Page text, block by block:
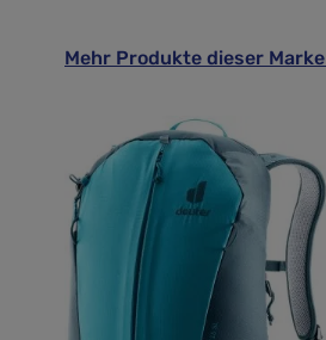
Mehr Produkte dieser Marke